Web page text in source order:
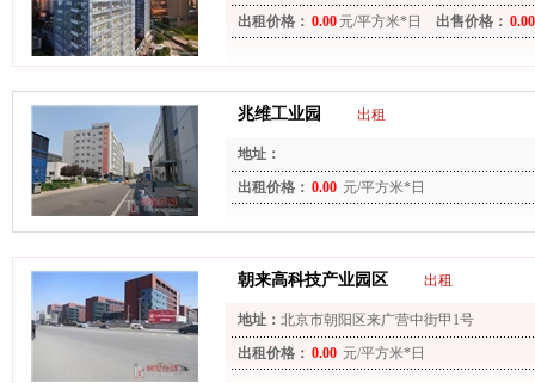
侧）
出租价格： 0.00 元/平方米*日 出售价格： 0.00
兆维工业园 出租
地址：
出租价格： 0.00 元/平方米*日
朝来高科技产业园区 出租
地址： 北京市朝阳区来广营中街甲1号
出租价格： 0.00 元/平方米*日